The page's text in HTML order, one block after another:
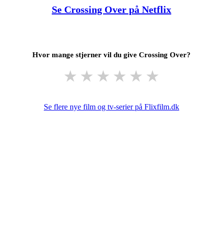
Se Crossing Over på Netflix
Hvor mange stjerner vil du give Crossing Over?
★ ★ ★ ★ ★ ★
Se flere nye film og tv-serier på Flixfilm.dk